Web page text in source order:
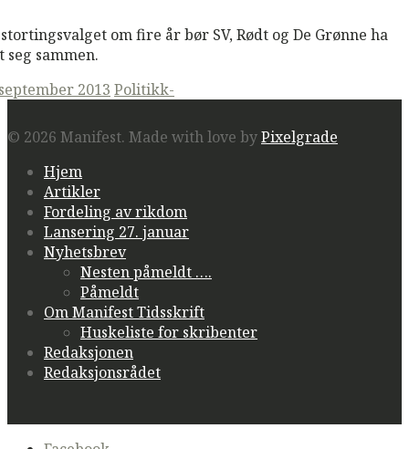
om fire år bør SV, Rødt og De Grønne ha
seg sammen.
2013 Politikk-
© 2026 Manifest. Made with love byPixelgrade
Hjem
Artikler
Fordeling av rikdom
Lansering 27. januar
Nyhetsbrev
Nesten påmeldt ….
Påmeldt
Om Manifest Tidsskrift
Huskeliste for skribenter
Redaksjonen
Redaksjonsrådet
Secondary